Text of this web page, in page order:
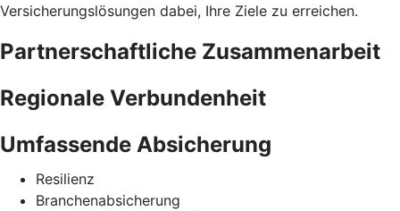
Versicherungslösungen dabei, Ihre Ziele zu erreichen.
Partnerschaftliche Zusammenarbeit
Regionale Verbundenheit
Umfassende Absicherung
Resilienz
Branchenabsicherung